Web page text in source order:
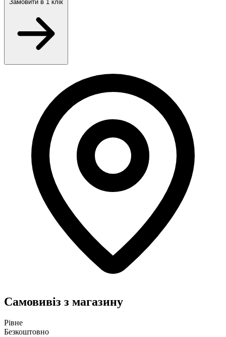
Замовити в 1 клік
Самовивіз з магазину
Рівне
Безкоштовно